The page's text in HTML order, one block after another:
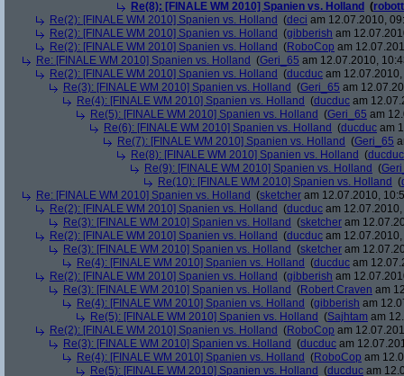
Re(8): [FINALE WM 2010] Spanien vs. Holland (
Re(2): [FINALE WM 2010] Spanien vs. Holland (deci am 12.07.2010,
Re(2): [FINALE WM 2010] Spanien vs. Holland (gibberish am
Re(2): [FINALE WM 2010] Spanien vs. Holland (RoboCop am
Re: [FINALE WM 2010] Spanien vs. Holland (Geri_65 am 12.07.2010,
Re(2): [FINALE WM 2010] Spanien vs. Holland (ducduc am
Re(3): [FINALE WM 2010] Spanien vs. Holland (Geri_65 am
Re(4): [FINALE WM 2010] Spanien vs. Holland (ducduc am
Re(5): [FINALE WM 2010] Spanien vs. Holland (Geri_65 am
Re(6): [FINALE WM 2010] Spanien vs. Holland (ducduc am
Re(7): [FINALE WM 2010] Spanien vs. Holland (Geri_65
Re(8): [FINALE WM 2010] Spanien vs. Holland (ducduc
Re(9): [FINALE WM 2010] Spanien vs. Holland (
Re(10): [FINALE WM 2010] Spanien vs. Holland (
Re: [FINALE WM 2010] Spanien vs. Holland (sketcher am 12.07.2010,
Re(2): [FINALE WM 2010] Spanien vs. Holland (ducduc am
Re(3): [FINALE WM 2010] Spanien vs. Holland (sketcher am
Re(2): [FINALE WM 2010] Spanien vs. Holland (ducduc am
Re(3): [FINALE WM 2010] Spanien vs. Holland (sketcher am
Re(4): [FINALE WM 2010] Spanien vs. Holland (ducduc am
Re(2): [FINALE WM 2010] Spanien vs. Holland (gibberish am
Re(3): [FINALE WM 2010] Spanien vs. Holland (Robert Craven am
Re(4): [FINALE WM 2010] Spanien vs. Holland (gibberish am
Re(5): [FINALE WM 2010] Spanien vs. Holland (Sajhtam am
Re(2): [FINALE WM 2010] Spanien vs. Holland (RoboCop am
Re(3): [FINALE WM 2010] Spanien vs. Holland (ducduc am
Re(4): [FINALE WM 2010] Spanien vs. Holland (RoboCop am
Re(5): [FINALE WM 2010] Spanien vs. Holland (ducduc am